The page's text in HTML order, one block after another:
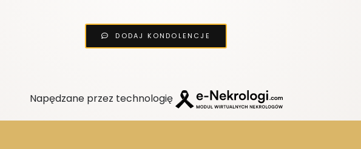
DODAJ KONDOLENCJE
Napędzane przez technologię